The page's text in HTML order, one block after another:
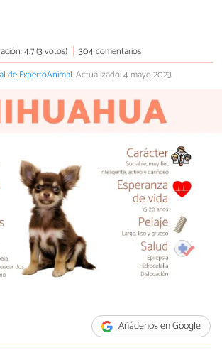
4.7 (3 votos)
304 comentarios
de ExpertoAnimal.Actualizado: 4 mayo 2023
Añádenos en Google